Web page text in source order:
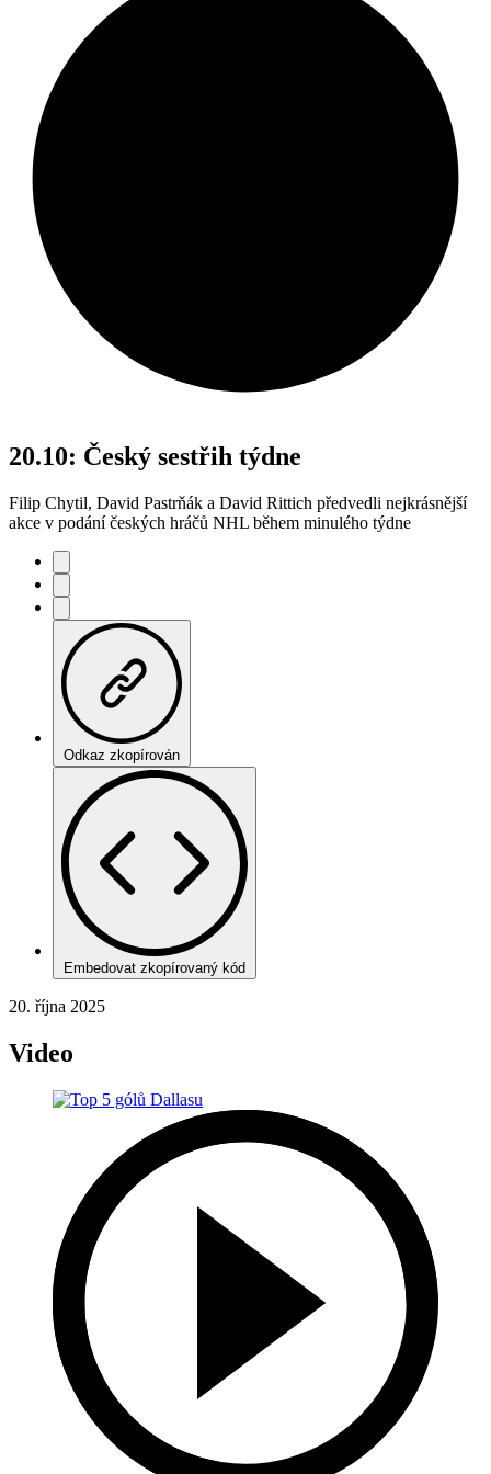
20.10: Český sestřih týdne
Filip Chytil, David Pastrňák a David Rittich předvedli nejkrásnější
akce v podání českých hráčů NHL během minulého týdne
Odkaz zkopírován
Embedovat zkopírovaný kód
20. října 2025
Video